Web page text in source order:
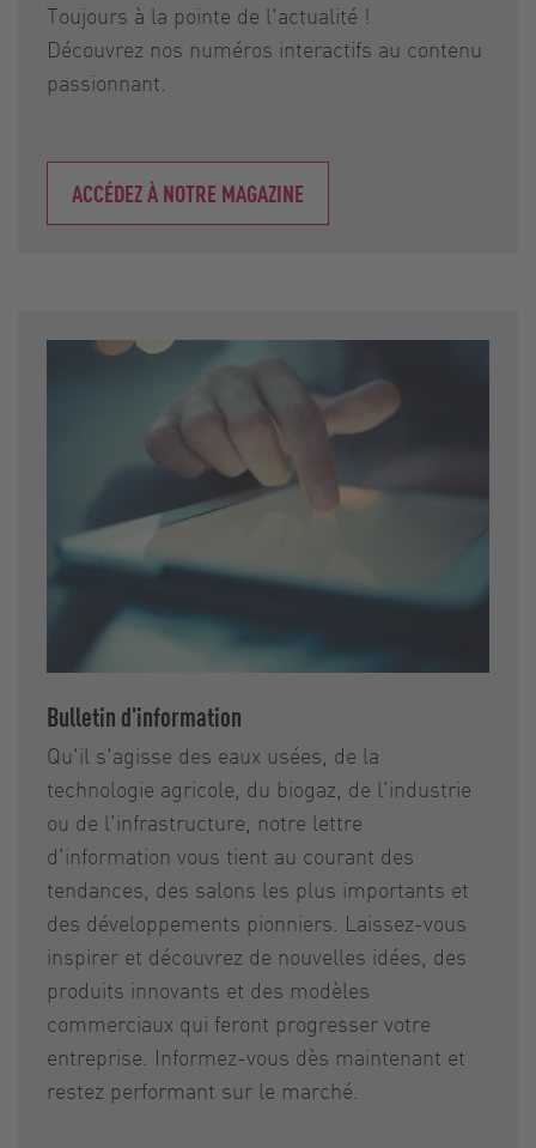
Toujours à la pointe de l'actualité !
Découvrez nos numéros interactifs au contenu
passionnant.
ACCÉDEZ À NOTRE MAGAZINE
Bulletin d'information
Qu'il s'agisse des eaux usées, de la
technologie agricole, du biogaz, de l'industrie
ou de l'infrastructure, notre lettre
d'information vous tient au courant des
tendances, des salons les plus importants et
des développements pionniers. Laissez-vous
inspirer et découvrez de nouvelles idées, des
produits innovants et des modèles
commerciaux qui feront progresser votre
entreprise. Informez-vous dès maintenant et
restez performant sur le marché.